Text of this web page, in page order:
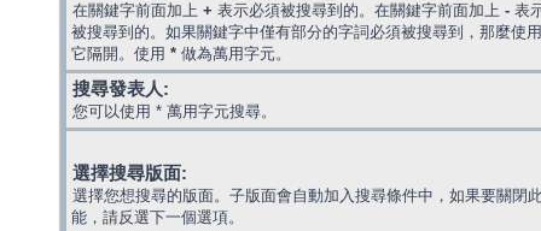
在關鍵字前面加上 + 表示必須被搜尋到的。在關鍵字前面加上 - 表
被搜尋到的。如果關鍵字中僅有部分的字詞必須被搜尋到，那麼使
它隔開。使用 * 做為萬用字元。
搜尋發表人:
您可以使用 * 萬用字元搜尋。
選擇搜尋版面:
選擇您想搜尋的版面。子版面會自動加入搜尋條件中，如果要關閉
能，請反選下一個選項。